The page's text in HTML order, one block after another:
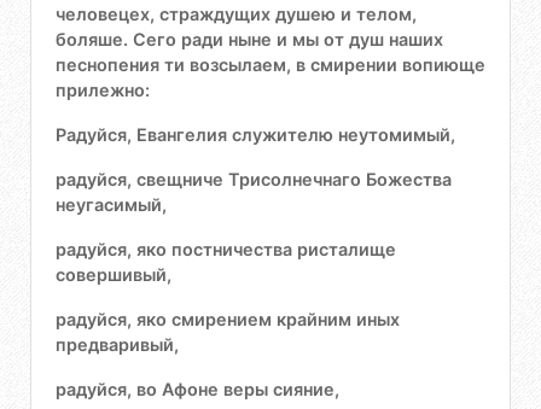
человецех, страждущих душею и телом,
боляше. Сего ради ныне и мы от душ наших
песнопения ти возсылаем, в смирении вопиюще
прилежно:
Радуйся, Евангелия служителю неутомимый,
радуйся, свещниче Трисолнечнаго Божества
неугасимый,
радуйся, яко постничества ристалище
совершивый,
радуйся, яко смирением крайним иных
предваривый,
радуйся, во Афоне веры сияние,